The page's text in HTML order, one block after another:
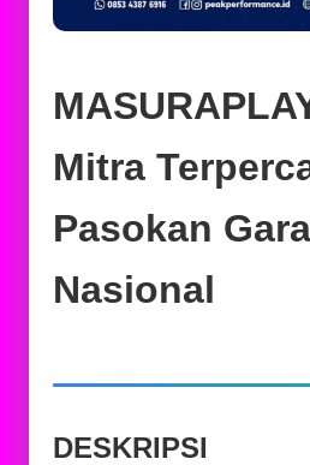
Mitra
Pasokan
Nasional
DESKRIPSI